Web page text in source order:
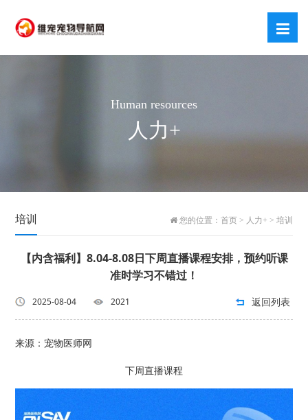
Human resources
人力+
培训 您的位置： 首页> 人力+ > 培训
【内含福利】8.04-8.08日下周直播课程安排，预约听课
准时学习不错过！
2025-08-04 2021 返回列表
来源：宠物医师网
下周直播课程